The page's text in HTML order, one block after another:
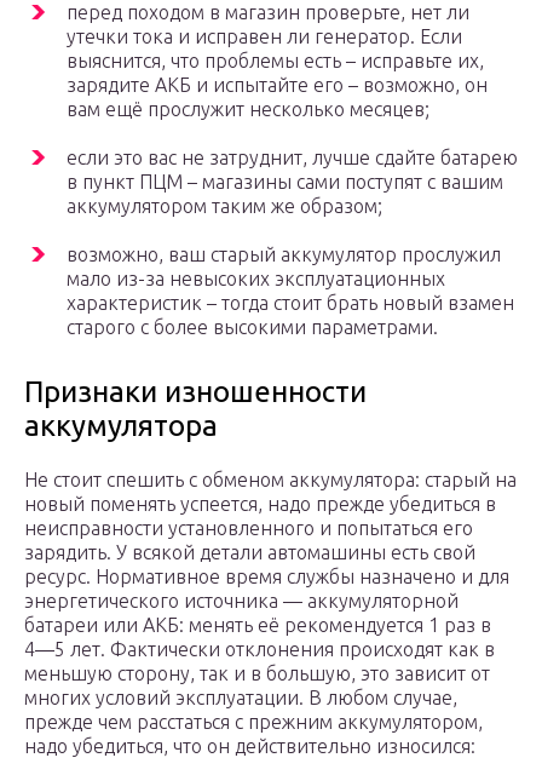
перед походом в магазин проверьте, нет ли
утечки тока и исправен ли генератор. Если
выяснится, что проблемы есть – исправьте их,
зарядите АКБ и испытайте его – возможно, он
вам ещё прослужит несколько месяцев;
если это вас не затруднит, лучше сдайте батарею
в пункт ПЦМ – магазины сами поступят с вашим
аккумулятором таким же образом;
возможно, ваш старый аккумулятор прослужил
мало из-за невысоких эксплуатационных
характеристик – тогда стоит брать новый взамен
старого с более высокими параметрами.
Признаки изношенности
аккумулятора
Не стоит спешить с обменом аккумулятора: старый на
новый поменять успеется, надо прежде убедиться в
неисправности установленного и попытаться его
зарядить. У всякой детали автомашины есть свой
ресурс. Нормативное время службы назначено и для
энергетического источника — аккумуляторной
батареи или АКБ: менять её рекомендуется 1 раз в
4―5 лет. Фактически отклонения происходят как в
меньшую сторону, так и в большую, это зависит от
многих условий эксплуатации. В любом случае,
прежде чем расстаться с прежним аккумулятором,
надо убедиться, что он действительно износился: